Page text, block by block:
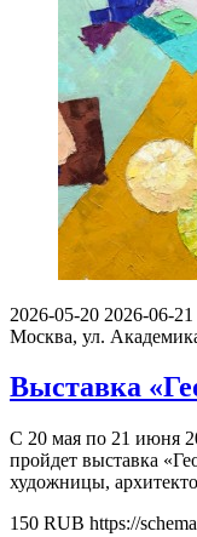
2026-05-20 2026-06-21
Москва, ул.
Выставка
С 20 мая по 21 июня
пройдет выставка
художницы,
150 RUB https://